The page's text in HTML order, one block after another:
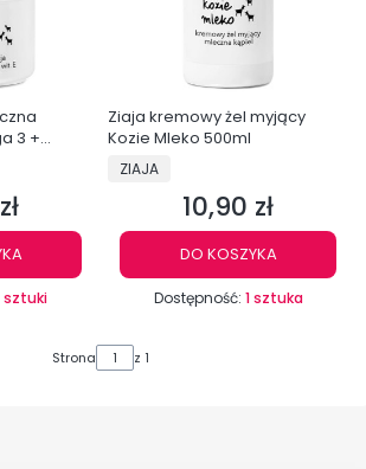
3 +
sztuki
Ziaja kremowy żel myjący
Kozie Mleko 500ml
PRODUCENT
ZIAJA
Cena
10,90 zł
DO KOSZYKA
Dostępność: 1 sztuka
Strona z 1